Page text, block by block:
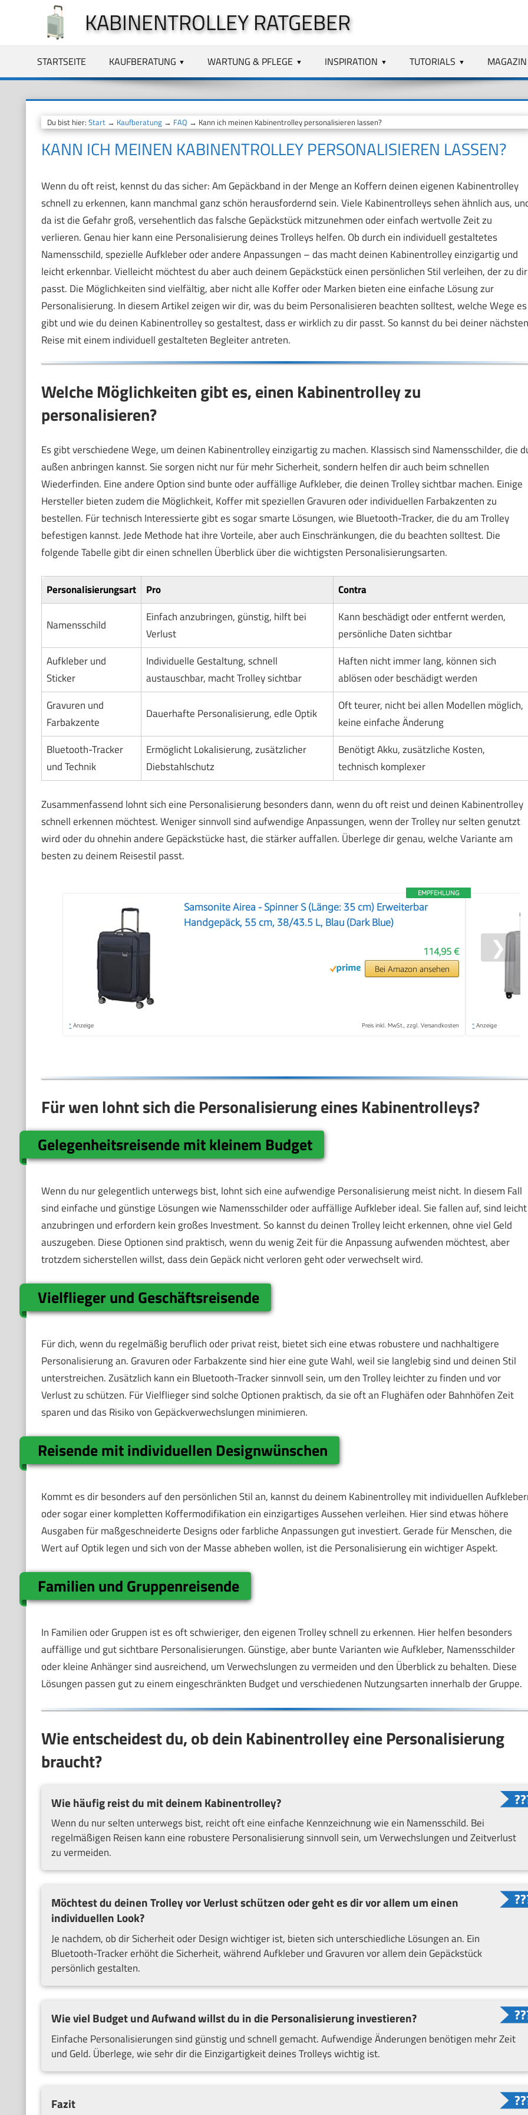
springen
KABINENTROLLEY RATGEBER
STARTSEITE KAUFBERATUNG WARTUNG & PFLEGE INSPIRATION TUTORIALS MAGAZIN
Du bist hier: Start→ Kaufberatung→ FAQ → Kann ich meinen Kabinentrolley personalisieren lassen?
KANN ICH MEINEN KABINENTROLLEY PERSONALISIEREN LASSEN?
Wenn du oft reist, kennst du das sicher: Am Gepäckband in der Menge an Koffern deinen eigenen Kabinentrolley
schnell zu erkennen, kann manchmal ganz schön herausfordernd sein. Viele Kabinentrolleys sehen ähnlich aus,
da ist die Gefahr groß, versehentlich das falsche Gepäckstück mitzunehmen oder einfach wertvolle Zeit zu
verlieren. Genau hier kann eine Personalisierung deines Trolleys helfen. Ob durch ein individuell gestaltetes
Namensschild, spezielle Aufkleber oder andere Anpassungen – das macht deinen Kabinentrolley einzigartig und
leicht erkennbar. Vielleicht möchtest du aber auch deinem Gepäckstück einen persönlichen Stil verleihen, der zu dir
passt. Die Möglichkeiten sind vielfältig, aber nicht alle Koffer oder Marken bieten eine einfache Lösung zur
Personalisierung. In diesem Artikel zeigen wir dir, was du beim Personalisieren beachten solltest, welche Wege es
gibt und wie du deinen Kabinentrolley so gestaltest, dass er wirklich zu dir passt. So kannst du bei deiner nächsten
Reise mit einem individuell gestalteten Begleiter antreten.
Welche Möglichkeiten gibt es, einen Kabinentrolley zu
personalisieren?
Es gibt verschiedene Wege, um deinen Kabinentrolley einzigartig zu machen. Klassisch sind Namensschilder, die
außen anbringen kannst. Sie sorgen nicht nur für mehr Sicherheit, sondern helfen dir auch beim schnellen
Wiederfinden. Eine andere Option sind bunte oder auffällige Aufkleber, die deinen Trolley sichtbar machen. Einige
Hersteller bieten zudem die Möglichkeit, Koffer mit speziellen Gravuren oder individuellen Farbakzenten zu
bestellen. Für technisch Interessierte gibt es sogar smarte Lösungen, wie Bluetooth-Tracker, die du am Trolley
befestigen kannst. Jede Methode hat ihre Vorteile, aber auch Einschränkungen, die du beachten solltest. Die
folgende Tabelle gibt dir einen schnellen Überblick über die wichtigsten Personalisierungsarten.
Personalisierungsart Pro Contra
Namensschild
Einfach anzubringen, günstig, hilft bei
Verlust
Kann beschädigt oder entfernt werden,
persönliche Daten sichtbar
Aufkleber und
Sticker
Individuelle Gestaltung, schnell
austauschbar, macht Trolley sichtbar
Haften nicht immer lang, können sich
ablösen oder beschädigt werden
Gravuren und
Farbakzente
Dauerhafte Personalisierung, edle Optik
Oft teurer, nicht bei allen Modellen möglich,
keine einfache Änderung
Bluetooth-Tracker
und Technik
Ermöglicht Lokalisierung, zusätzlicher
Diebstahlschutz
Benötigt Akku, zusätzliche Kosten,
technisch komplexer
Zusammenfassend lohnt sich eine Personalisierung besonders dann, wenn du oft reist und deinen Kabinentrolley
schnell erkennen möchtest. Weniger sinnvoll sind aufwendige Anpassungen, wenn der Trolley nur selten genutzt
wird oder du ohnehin andere Gepäckstücke hast, die stärker auffallen. Überlege dir genau, welche Variante am
besten zu deinem Reisestil passt.
EMPFEHLUNG
Samsonite Airea - Spinner S (Länge: 35 cm) Erweiterbar
Handgepäck, 55 cm, 38/43.5 L, Blau (Dark Blue)
114,95 €
Bei Amazon ansehen
* Anzeige Preis inkl. MwSt., zzgl. Versandkosten * Anzeige
❯
Für wen lohnt sich die Personalisierung eines Kabinentrolleys?
Gelegenheitsreisende mit kleinem Budget
Wenn du nur gelegentlich unterwegs bist, lohnt sich eine aufwendige Personalisierung meist nicht. In diesem Fall
sind einfache und günstige Lösungen wie Namensschilder oder auffällige Aufkleber ideal. Sie fallen auf, sind leicht
anzubringen und erfordern kein großes Investment. So kannst du deinen Trolley leicht erkennen, ohne viel Geld
auszugeben. Diese Optionen sind praktisch, wenn du wenig Zeit für die Anpassung aufwenden möchtest, aber
trotzdem sicherstellen willst, dass dein Gepäck nicht verloren geht oder verwechselt wird.
Vielflieger und Geschäftsreisende
Für dich, wenn du regelmäßig beruflich oder privat reist, bietet sich eine etwas robustere und nachhaltigere
Personalisierung an. Gravuren oder Farbakzente sind hier eine gute Wahl, weil sie langlebig sind und deinen Stil
unterstreichen. Zusätzlich kann ein Bluetooth-Tracker sinnvoll sein, um den Trolley leichter zu finden und vor
Verlust zu schützen. Für Vielflieger sind solche Optionen praktisch, da sie oft an Flughäfen oder Bahnhöfen Zeit
sparen und das Risiko von Gepäckverwechslungen minimieren.
Reisende mit individuellen Designwünschen
Kommt es dir besonders auf den persönlichen Stil an, kannst du deinem Kabinentrolley mit individuellen
oder sogar einer kompletten Koffermodifikation ein einzigartiges Aussehen verleihen. Hier sind etwas höhere
Ausgaben für maßgeschneiderte Designs oder farbliche Anpassungen gut investiert. Gerade für Menschen, die
Wert auf Optik legen und sich von der Masse abheben wollen, ist die Personalisierung ein wichtiger Aspekt.
Familien und Gruppenreisende
In Familien oder Gruppen ist es oft schwieriger, den eigenen Trolley schnell zu erkennen. Hier helfen besonders
auffällige und gut sichtbare Personalisierungen. Günstige, aber bunte Varianten wie Aufkleber, Namensschilder
oder kleine Anhänger sind ausreichend, um Verwechslungen zu vermeiden und den Überblick zu behalten. Diese
Lösungen passen gut zu einem eingeschränkten Budget und verschiedenen Nutzungsarten innerhalb der Gruppe.
Wie entscheidest du, ob dein Kabinentrolley eine Personalisierung
braucht?
Wie häufig reist du mit deinem Kabinentrolley?
Wenn du nur selten unterwegs bist, reicht oft eine einfache Kennzeichnung wie ein Namensschild. Bei
regelmäßigen Reisen kann eine robustere Personalisierung sinnvoll sein, um Verwechslungen und Zeitverlust
zu vermeiden.
Möchtest du deinen Trolley vor Verlust schützen oder geht es dir vor allem um einen
individuellen Look?
Je nachdem, ob dir Sicherheit oder Design wichtiger ist, bieten sich unterschiedliche Lösungen an. Ein
Bluetooth-Tracker erhöht die Sicherheit, während Aufkleber und Gravuren vor allem dein Gepäckstück
persönlich gestalten.
Wie viel Budget und Aufwand willst du in die Personalisierung investieren?
Einfache Personalisierungen sind günstig und schnell gemacht. Aufwendige Änderungen benötigen mehr Zeit
und Geld. Überlege, wie sehr dir die Einzigartigkeit deines Trolleys wichtig ist.
Fazit